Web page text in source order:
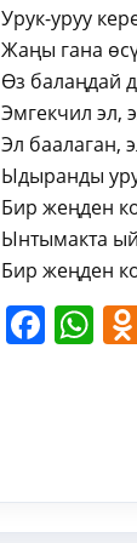
Урук-уруу
Жаңы гана
Өз балаңдай
Эмгекчил эл,
Эл баалаган,
Ыдыранды
Бир жеңден
Ынтымакта
Бир жеңден